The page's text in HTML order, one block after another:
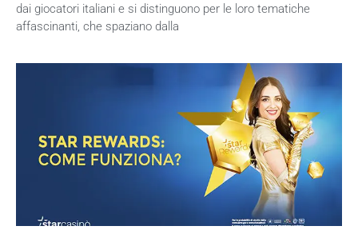
dai giocatori italiani e si distinguono per le loro tematiche
affascinanti, che spaziano dalla